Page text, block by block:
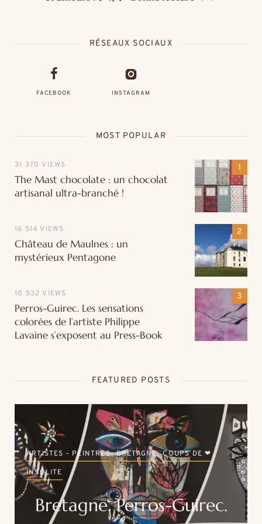
RÉSEAUX SOCIAUX
FACEBOOK INSTAGRAM
MOST POPULAR
31 370 VIEWS
The Mast chocolate : un chocolat
artisanal ultra-branché !
16 514 VIEWS
Château de Maulnes : un
mystérieux Pentagone
10 532 VIEWS
Perros-Guirec. Les sensations
colorées de l’artiste Philippe
Lavaine s’exposent au Press-Book
FEATURED POSTS
ARTISTES - PEINTRES BRETAGNE
COUPS DE ❤
INSOLITE
Bretagne. Perros-Guirec.